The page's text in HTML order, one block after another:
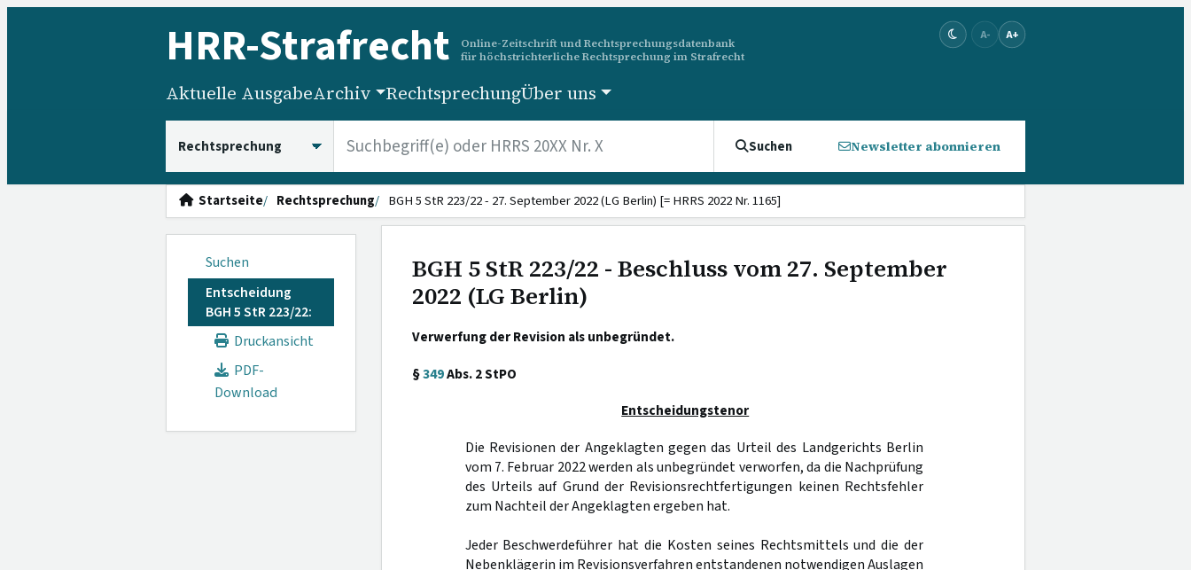
HRR-Strafrecht
Online-Zeitschrift und Rechtsprechungsdatenbank
für höchstrichterliche Rechtsprechung im Strafrecht
A- A+
Aktuelle AusgabeArchiv RechtsprechungÜber uns
Suchen Newsletter abonnieren
Startseite Rechtsprechung BGH 5 StR 223/22 - 27. September 2022 (LG Berlin) [= HRRS 2022 Nr. 1165]
Suchen
Entscheidung
BGH 5 StR 223/22:
Druckansicht
PDF-
Download
BGH 5 StR 223/22 - Beschluss vom 27. September
2022 (LG Berlin)
Verwerfung der Revision als unbegründet.
§349Abs. 2 StPO
Entscheidungstenor
Die Revisionen der Angeklagten gegen das Urteil des Landgerichts Berlin
vom 7. Februar 2022 werden als unbegründet verworfen, da die Nachprüfung
des Urteils auf Grund der Revisionsrechtfertigungen keinen Rechtsfehler
zum Nachteil der Angeklagten ergeben hat.
Jeder Beschwerdeführer hat die Kosten seines Rechtsmittels und die der
Nebenklägerin im Revisionsverfahren entstandenen notwendigen Auslagen